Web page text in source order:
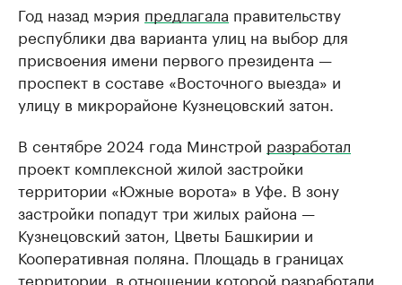
Год назад мэрия предлагала правительству
республики два варианта улиц на выбор для
присвоения имени первого президента —
проспект в составе «Восточного выезда» и
улицу в микрорайоне Кузнецовский затон.
В сентябре 2024 года Минстрой разработал
проект комплексной жилой застройки
территории «Южные ворота» в Уфе. В зону
застройки попадут три жилых района —
Кузнецовский затон, Цветы Башкирии и
Кооперативная поляна. Площадь в границах
территории, в отношении которой разработали